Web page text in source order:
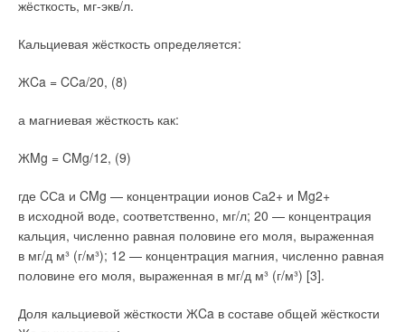
жёсткость, мг-экв/л.
Кальциевая жёсткость определяется:
ЖCa = CCa/20, (8)
а магниевая жёсткость как:
ЖMg = CMg/12, (9)
где CСa и CMg — концентрации ионов Са2+ и Mg2+
в исходной воде, соответственно, мг/л; 20 — концентрация
кальция, численно равная половине его моля, выраженная
в мг/д м³ (г/м³); 12 — концентрация магния, численно равная
половине его моля, выраженная в мг/д м³ (г/м³) [3].
Доля кальциевой жёсткости ЖCa в составе общей жёсткости
Соответствие основным типам и присоединительным
Рис. 1. Типовые разрушения элементов систем